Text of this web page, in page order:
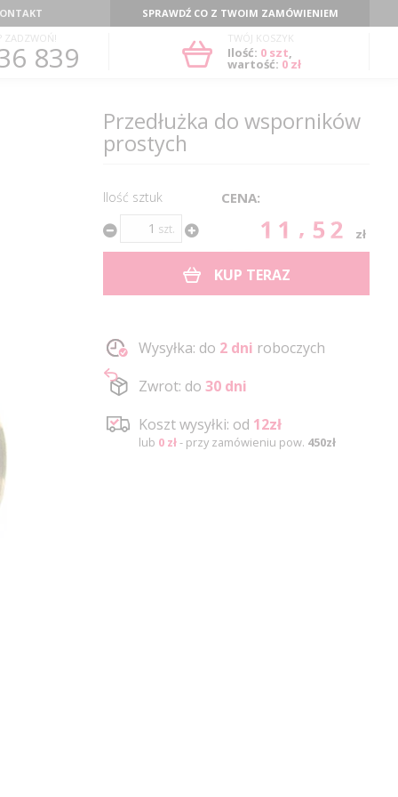
SPRAWDŹ CO Z TWOIM ZAMÓWIENIEM
ZADZWOŃ!
839
TWÓJ KOSZYK
Ilość: 0szt,
wartość: 0 zł
Przedłużka do wsporników
prostych
Ilość sztuk
szt.
CENA:
11.52 zł
KUP TERAZ
Wysyłka: do 2 dni roboczych
Zwrot: do 30 dni
Koszt wysyłki: od 12zł
lub 0 zł- przy zamówieniu pow. 450zł